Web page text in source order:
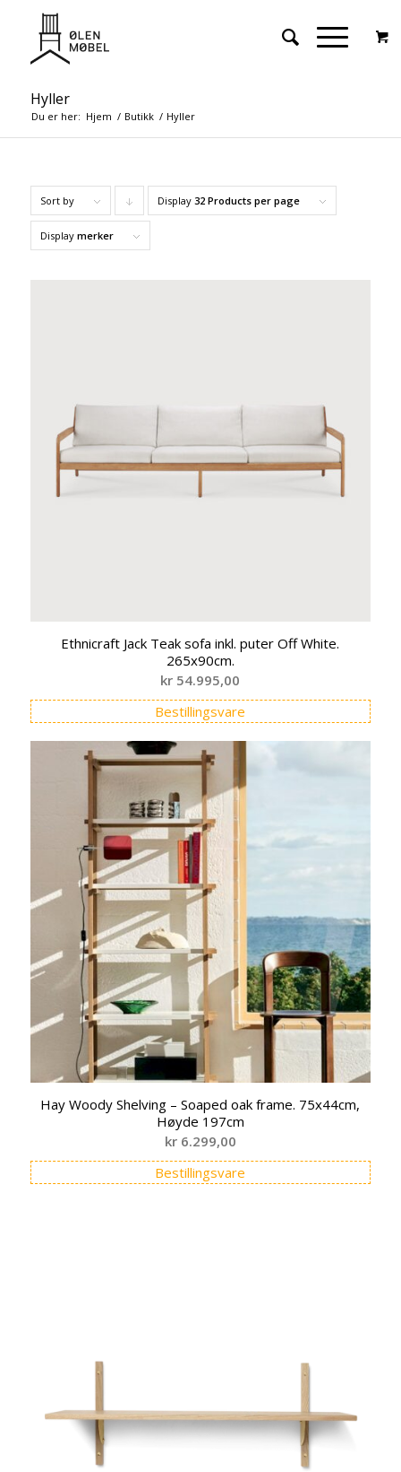
Hyller
Du er her: Hjem / Butikk / Hyller
Sort by Click
products
Display 32 Products per page
Display merker
Ethnicraft Jack Teak sofa inkl. puter Off White.
265x90cm.
kr 54.995,00
Bestillingsvare
Hay Woody Shelving – Soaped oak frame. 75x44cm,
Høyde 197cm
kr6.299,00
Bestillingsvare